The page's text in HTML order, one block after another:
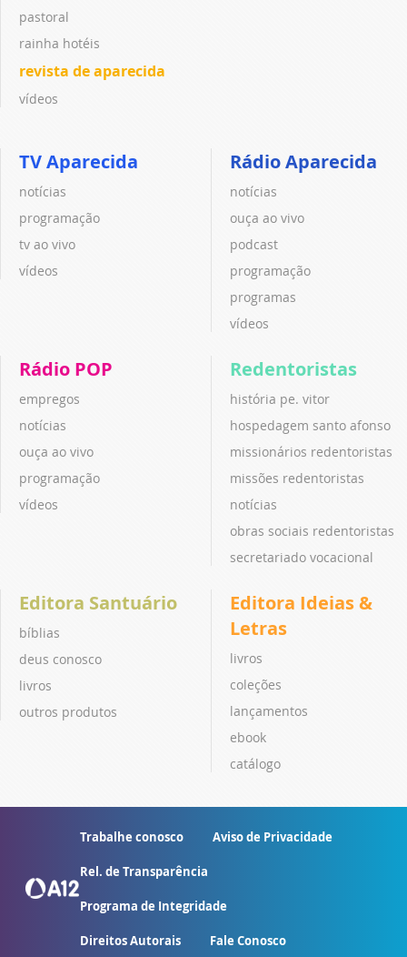
pastoral
rainha hotéis
revista de aparecida
vídeos
TV Aparecida
notícias
programação
tv ao vivo
vídeos
Rádio Aparecida
notícias
ouça ao vivo
podcast
programação
programas
vídeos
Rádio POP
empregos
notícias
ouça ao vivo
programação
vídeos
Redentoristas
história pe. vitor
hospedagem santo afonso
missionários redentoristas
missões redentoristas
notícias
obras sociais redentoristas
secretariado vocacional
Editora Santuário
bíblias
deus conosco
livros
outros produtos
Editora Ideias &
Letras
livros
coleções
lançamentos
ebook
catálogo
Trabalhe conosco Aviso de Privacidade
Rel. de Transparência
Programa de Integridade
Direitos Autorais Fale Conosco